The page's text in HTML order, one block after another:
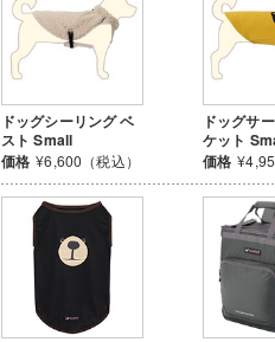
ドッグシーリング ベ
スト Small
価格 ¥6,600（税込）
ドッグサ
ケット
価格